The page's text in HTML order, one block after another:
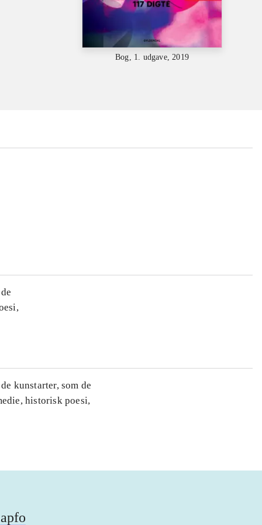
Bog, 1. udgave, 2019
kunstarter, som de
historisk poesi,